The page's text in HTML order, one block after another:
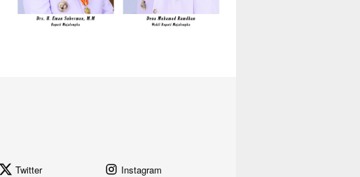
Twitter Instagram